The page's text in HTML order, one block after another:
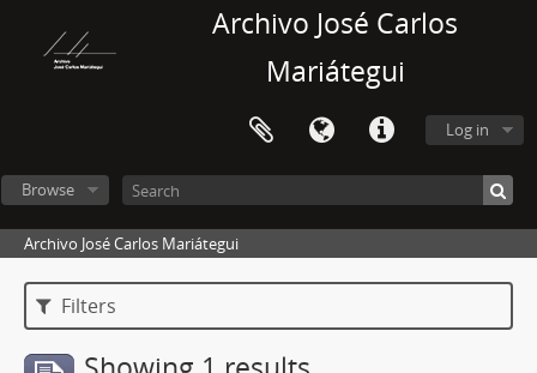
Archivo José Carlos
Mariátegui
Log in
Browse
Archivo José Carlos Mariátegui
Filters